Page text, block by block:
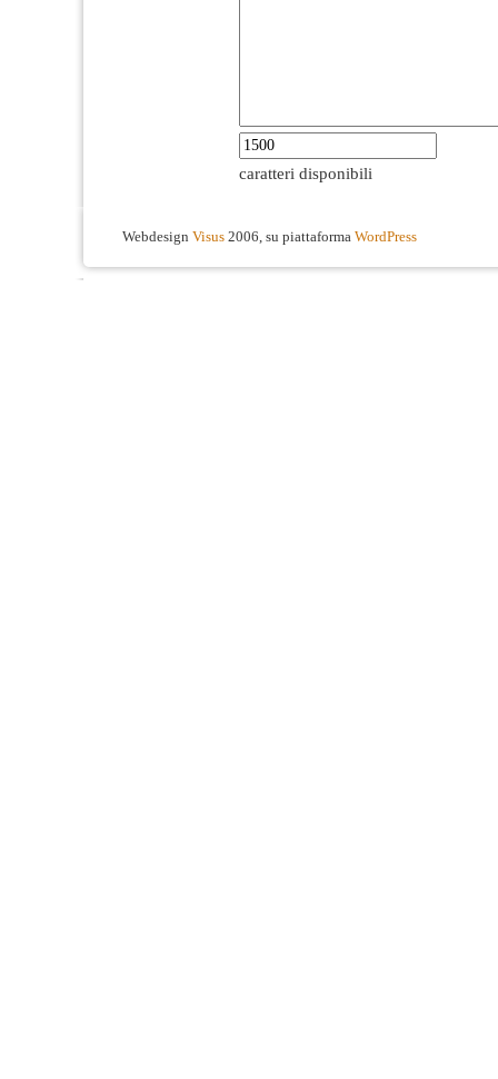
caratteri disponibili
Webdesign Visus 2006, su piattaforma WordPress